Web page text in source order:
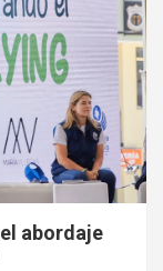
abordaje